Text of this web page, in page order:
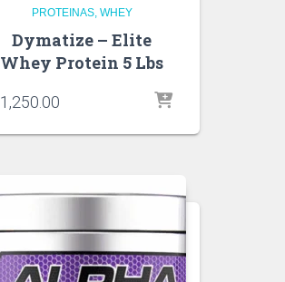
PROTEINAS WHEY
Dymatize – Elite
Whey Protein 5 Lbs
1,250.00